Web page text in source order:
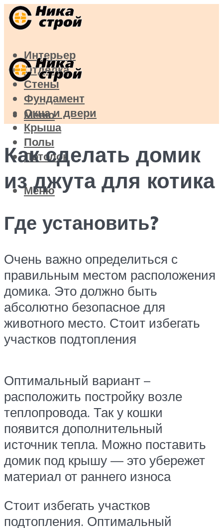
Интерьер
Отделка
Стены
Фундамент
Окна и двери
Крыша
Полы
Потолок
Меню
Меню
Как сделать домик
из джута для котика
Где установить?
Очень важно определиться с
правильным местом расположения
домика. Это должно быть
абсолютно безопасное для
животного место. Стоит избегать
участков подтопления
Оптимальный вариант –
расположить постройку возле
теплопровода. Так у кошки
появится дополнительный
источник тепла. Можно поставить
домик под крышу — это убережет
материал от раннего износа
Стоит избегать участков
подтопления. Оптимальный